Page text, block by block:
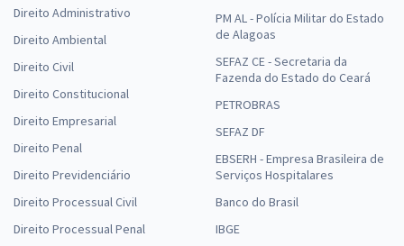
Direito Administrativo
Direito Ambiental
Direito Civil
Direito Constitucional
Direito Empresarial
Direito Penal
Direito Previdenciário
Direito Processual Civil
Direito Processual Penal
PM AL - Polícia Militar do Estado
de Alagoas
SEFAZ CE - Secretaria da
Fazenda do Estado do Ceará
PETROBRAS
SEFAZ DF
EBSERH - Empresa Brasileira de
Serviços Hospitalares
Banco do Brasil
IBGE